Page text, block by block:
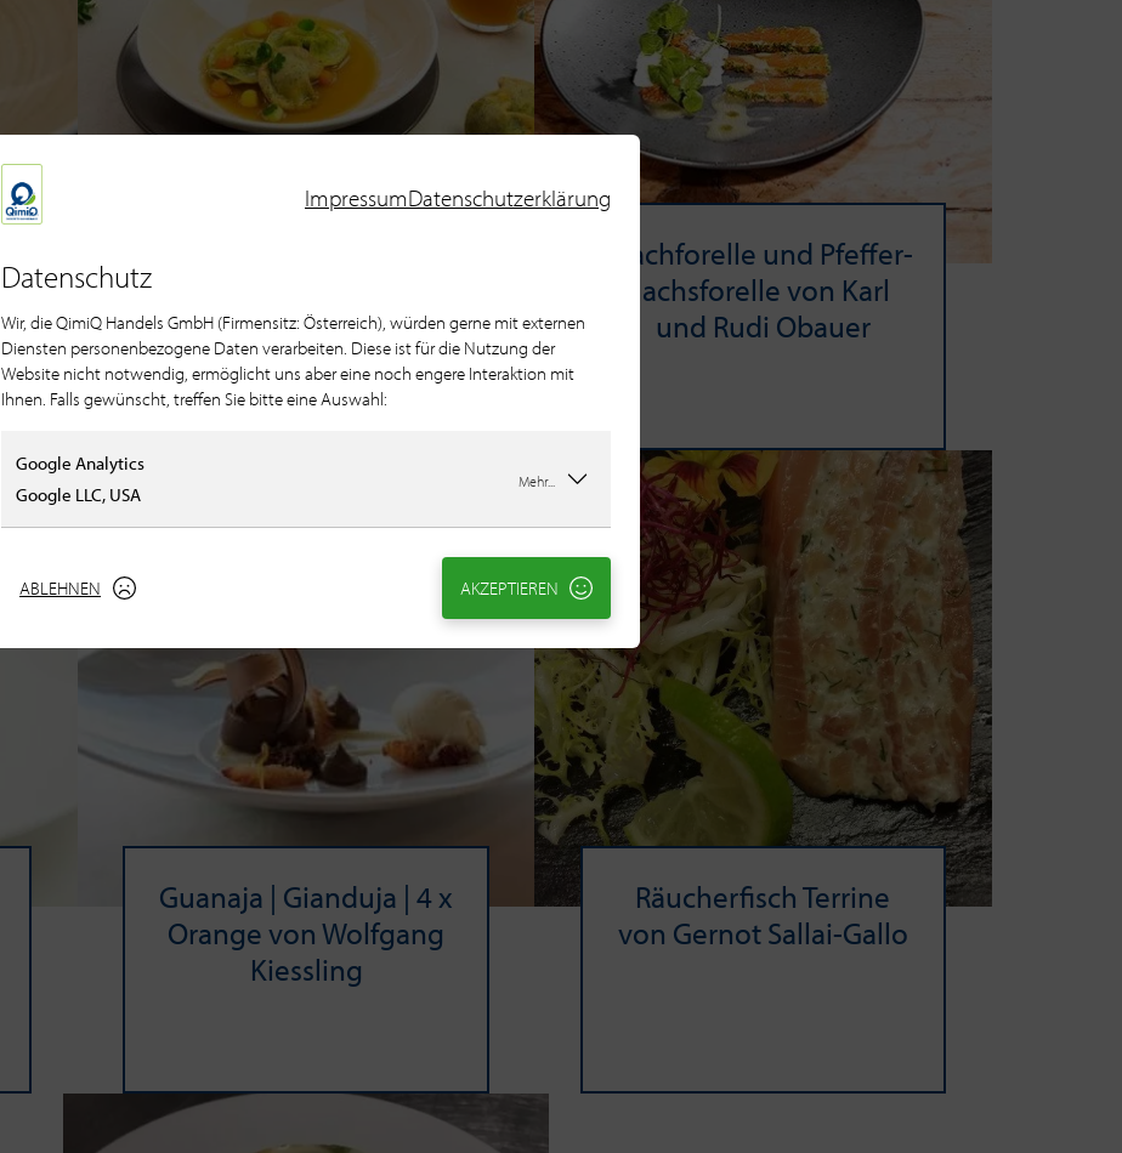
Bach­fo­rel­le und Pfef­fer­
lachs­fo­rel­le von Karl
und Rudi Obau­er
Gua­naja | Gian­duja | 4 x
Oran­ge von Wolf­gang
Kiess­ling
Räu­cher­fisch Ter­ri­ne
von Ger­not Sallai-​Gallo
ImpressumDatenschutzerklärung
Datenschutz
Wir, die QimiQ Handels GmbH (Firmensitz: Österreich), würden gerne mit externen
Diensten personenbezogene Daten verarbeiten. Diese ist für die Nutzung der
Website nicht notwendig, ermöglicht uns aber eine noch engere Interaktion mit
Ihnen. Falls gewünscht, treffen Sie bitte eine Auswahl:
Google Analytics
Google LLC, USA
Mehr...
ABLEHNEN AKZEPTIEREN